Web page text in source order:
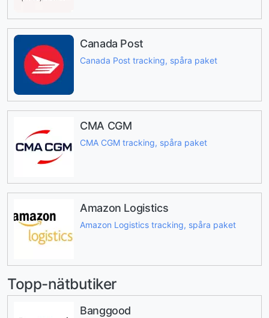
Canada Post
Canada Post tracking, spåra paket
CMA CGM
CMA CGM tracking, spåra paket
Amazon Logistics
Amazon Logistics tracking, spåra paket
Topp-nätbutiker
Banggood